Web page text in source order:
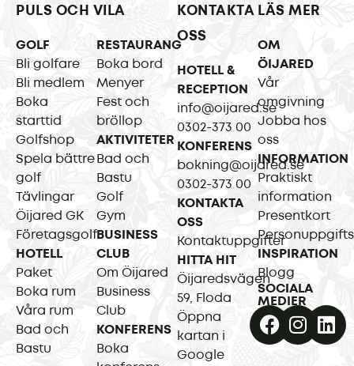
PULS OCH VILA
GOLF
Bli golfare
Bli medlem
Boka
starttid
Golfshop
Spela bättre
golf
Tävlingar
Öijared GK
Företagsgolf
HOTELL
Paket
Boka rum
Våra rum
Bad och
Bastu
RESTAURANG
Boka bord
Menyer
Fest och
bröllop
AKTIVITETER
Bad och
Bastu
Golf
Gym
BUSINESS
CLUB
Om Öijared
Business
Club
KONFERENS
Boka
KONTAKTA
OSS
HOTELL &
RECEPTION
info@oijared.se
0302-373 00
KONFERENS
bokning@oijared.se
0302-373 00
KONTAKTA
OSS
Kontaktuppgifter
HITTA HIT
Öijaredsvägen
59, Floda
Öppna
kartan i
Google
LÄS MER
OM
ÖIJARED
Vår
omgivning
Jobba hos
oss
INFORMATION
Praktiskt
information
Presentkort
INSPIRATION
Blogg
SOCIALA
MEDIER